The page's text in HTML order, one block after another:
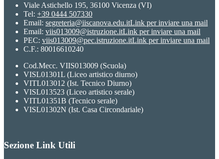
Viale Astichello 195, 36100 Vicenza (VI)
Tel: +39 0444 507330
Email: segreteria@iiscanova.edu.itLink per inviare una mail
Email: viis013009@istruzione.itLink per inviare una mail
PEC: viis013009@pec.istruzione.itLink per inviare una mail
C.F.: 80016610240
Cod.Mecc. VIIS013009 (Scuola)
VISL01301L (Liceo artistico diurno)
VITL013012 (Ist. Tecnico Diurno)
VISL013523 (Liceo artistico serale)
VITL01351B (Tecnico serale)
VISL01302N (Ist. Casa Circondariale)
Sezione Link Utili